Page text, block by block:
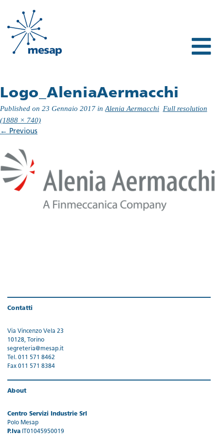
Logo_AleniaAermacchi
Published on 23 Gennaio 2017 in Alenia Aermacchi Full resolution
(1888 × 740)
← Previous
Contatti
Via Vincenzo Vela 23
10128, Torino
segreteria@mesap.it
Tel. 011 571 8462
Fax 011 571 8384
About
Centro Servizi Industrie Srl
Polo Mesap
P.Iva IT01045950019